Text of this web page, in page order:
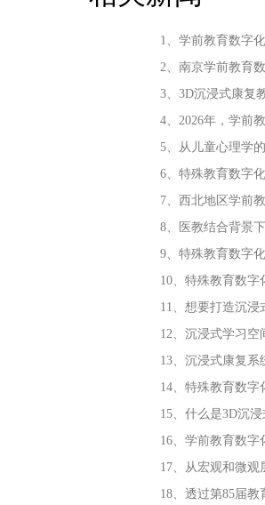
1、学前教育数字
2、南京学前教育
3、3D沉浸式康复
4、2026年，学前
5、从儿童心理学
6、特殊教育数字
7、西北地区学前
8、医教结合背景
9、特殊教育数字
10、特殊教育数
11、想要打造沉
12、沉浸式学习空
13、沉浸式康复系
14、特殊教育数字
15、什么是3D沉
16、学前教育数字
17、从宏观和微
18、透过第85届